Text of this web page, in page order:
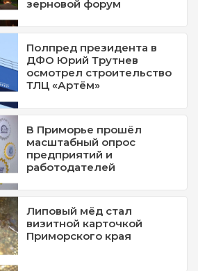
зерновой форум
Полпред президента в
ДФО Юрий Трутнев
осмотрел строительство
ТЛЦ «Артём»
В Приморье прошёл
масштабный опрос
предприятий и
работодателей
Липовый мёд стал
визитной карточкой
Приморского края